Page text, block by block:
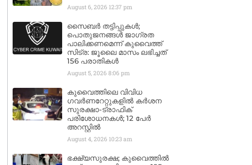
August 6, 2026 12:37 pm
സൈബർ തട്ടിപ്പുകൾ;
പൊതുജനങ്ങൾ ജാഗ്രത
പാലിക്കണമെന്ന് കുവൈത്ത്
സിട്ര: ജൂലൈ മാസം ലഭിച്ചത്
156 പരാതികൾ
August 5, 2026 8:06 pm
കുവൈത്തിലെ വിവിധ
ഗവർണറേറ്റുകളിൽ കർശന
സുരക്ഷാ-ട്രാഫിക്
പരിശോധനകൾ; 12 പേർ
അറസ്റ്റിൽ
August 4, 2026 10:23 am
ഭക്ഷ്യസുരക്ഷ; കുവൈത്തിൽ